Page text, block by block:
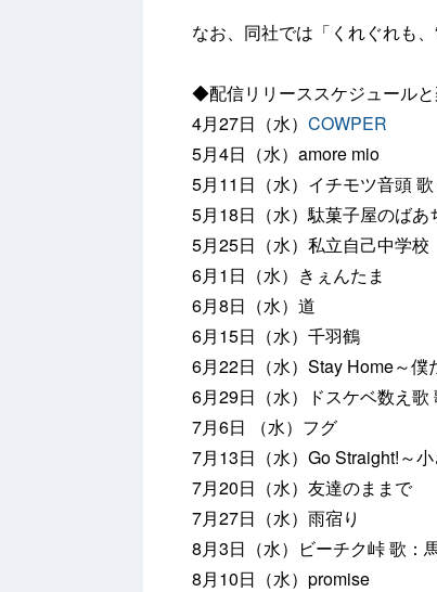
なお、同社では「くれぐれも
◆配信リリーススケジュールと
4月27日（水） COWPER
5月4日（水）amore mio
5月11日（水）イチモツ音頭
5月18日（水）駄菓子屋のばあ
5月25日（水）私立自己中学校
6月1日（水）きぇんたま
6月8日（水）道
6月15日（水）千羽鶴
6月22日（水）Stay Home～僕
6月29日（水）ドスケベ数え歌
7月6日 （水）フグ
7月13日（水）Go Straight!～
7月20日（水）友達のままで
7月27日（水）雨宿り
8月3日（水）ビーチク峠 歌：
8月10日（水）promise